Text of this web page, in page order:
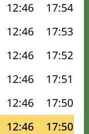
12:46 17:54
12:46 17:53
12:46 17:52
12:46 17:51
12:46 17:50
12:46 17:50